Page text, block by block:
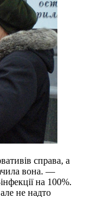
справа, а
вона. —
на 100%.
не надто